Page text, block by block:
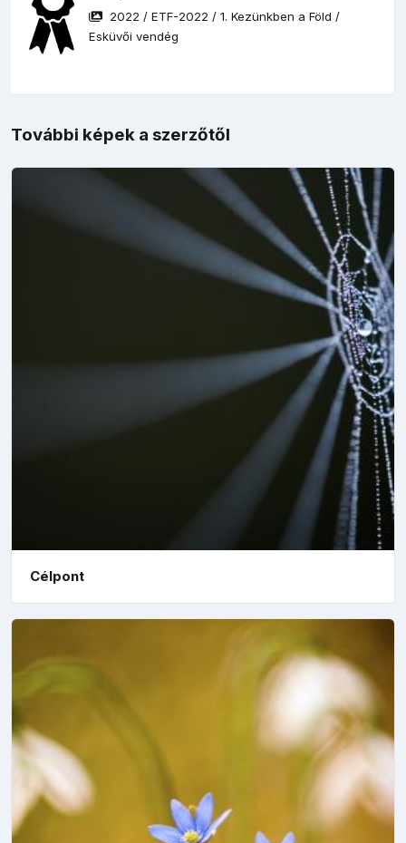
2022 /ETF-2022 /1. Kezünkben a Föld /
Esküvői vendég
További képek a szerzőtől
Célpont